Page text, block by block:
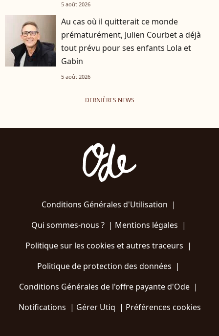
5 août 2026
Au cas où il quitterait ce monde
prématurément, Julien Courbet a déjà
tout prévu pour ses enfants Lola et
Gabin
5 août 2026
DERNIÈRES NEWS
Conditions Générales d'Utilisation |
Qui sommes-nous ?| Mentions légales |
Politique sur les cookies et autres traceurs |
Politique de protection des données |
Conditions Générales de l'offre payante d'Ode |
Notifications | Gérer Utiq | Préférences cookies